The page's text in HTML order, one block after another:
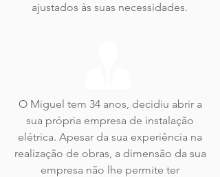
ajustados às suas necessidades.
O Miguel tem 34 anos, decidiu abrir a
sua própria empresa de instalação
elétrica. Apesar da sua experiência na
realização de obras, a dimensão da sua
empresa não lhe permite ter